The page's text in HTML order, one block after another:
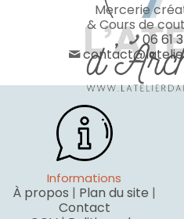
Mercerie
& Cours de
06 61
Informations
À propos | Plan du site |
Contact